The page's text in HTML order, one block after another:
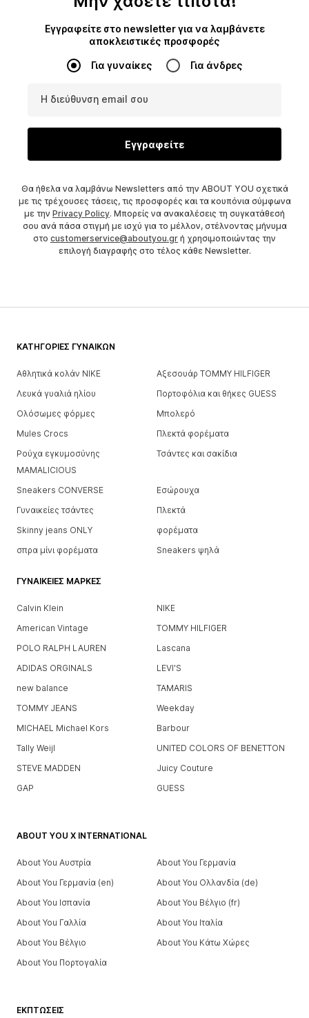
Εγγραφείτε στο newsletter για να λαμβάνετε
αποκλειστικές προσφορές
Για γυναίκες Για άνδρες
Η διεύθυνση email σου
Εγγραφείτε
Θα ήθελα να λαμβάνω Newsletters από την ABOUT YOU σχετικά
με τις τρέχουσες τάσεις, τις προσφορές και τα κουπόνια σύμφωνα
με την Privacy Policy. Μπορείς να ανακαλέσεις τη συγκατάθεσή
σου ανά πάσα στιγμή με ισχύ για το μέλλον, στέλνοντας μήνυμα
στο customerservice@aboutyou.gr ή χρησιμοποιώντας την
επιλογή διαγραφής στο τέλος κάθε Newsletter.
ΚΑΤΗΓΟΡΊΕΣ ΓΥΝΑΙΚΏΝ
Αθλητικά κολάν NIKE
Αξεσουάρ TOMMY HILFIGER
Λευκά γυαλιά ηλίου
Πορτοφόλια και θήκες GUESS
Ολόσωμες φόρμες
Μπολερό
Mules Crocs
Πλεκτά φορέματα
Ρούχα εγκυμοσύνης
MAMALICIOUS
Τσάντες και σακίδια
Sneakers CONVERSE
Εσώρουχα
Γυναικείες τσάντες
Πλεκτά
Skinny jeans ONLY
φορέματα
σπρα μίνι φορέματα
Sneakers ψηλά
ΓΥΝΑΙΚΕΊΕΣ ΜΆΡΚΕΣ
Calvin Klein
NIKE
American Vintage
TOMMY HILFIGER
POLO RALPH LAUREN
Lascana
ADIDAS ORGINALS
LEVI'S
new balance
TAMARIS
TOMMY JEANS
Weekday
MICHAEL Michael Kors
Barbour
Tally Weijl
UNITED COLORS OF BENETTON
STEVE MADDEN
Juicy Couture
GAP
GUESS
ΕΚΠΤΏΣΕΙΣ
ABOUT YOU X INTERNATIONAL
About You Αυστρία
About You Γερμανία
About You Γερμανία (en)
About You Ολλανδία (de)
About You Ισπανία
About You Βέλγιο (fr)
About You Γαλλία
About You Ιταλία
About You Βέλγιο
About You Κάτω Χώρες
About You Πορτογαλία